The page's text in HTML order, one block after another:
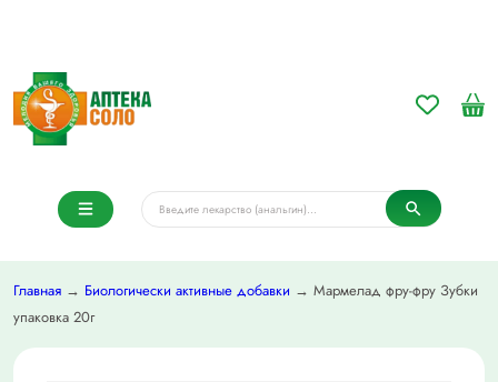
Главная → Биологически активные добавки → Мармелад фру-фру Зубки
упаковка 20г